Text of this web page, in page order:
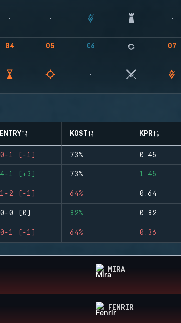
04 05 06 07
ENTRY KOST KPR
0-1 (-1) 73% 0.45
4-1 (+3) 73% 1.45
1-2 (-1) 64% 0.64
0-0 (0) 82% 0.82
0-1 (-1) 64% 0.36
MIRA
FENRIR